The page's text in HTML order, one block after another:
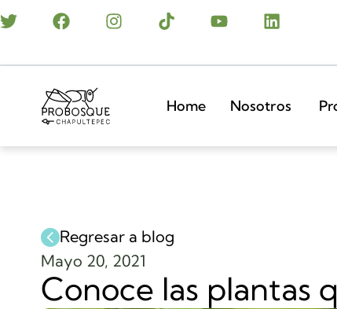
Home Nosotros
Regresar a blog
Mayo 20, 2021
Conoce las plantas